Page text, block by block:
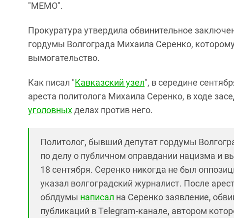
"МЕМО".
Прокуратура утвердила обвинительное
гордумы Волгограда Михаила Серенко,
вымогательство.
Как писал "Кавказский узел", в середине
ареста политолога Михаила Серенко, в ходе
уголовныхделах против него.
Политолог, бывший депутат гордумы
по делу о публичном оправдании нацизма и
18 сентября. Серенко никогда не был
указал волгоградский журналист. После
облдумы написал на Серенко заявление,
публикаций в Telegram-канале, автором